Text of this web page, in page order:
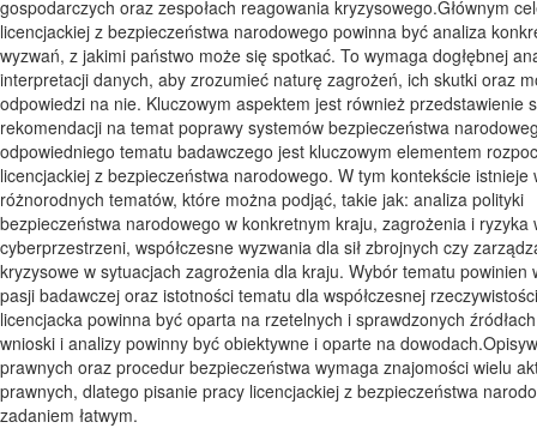
gospodarczych oraz zespołach reagowania kryzysowego.Głównym
licencjackiej z bezpieczeństwa narodowego powinna być analiza
wyzwań, z jakimi państwo może się spotkać. To wymaga dogłębnej
interpretacji danych, aby zrozumieć naturę zagrożeń, ich skutki oraz
odpowiedzi na nie. Kluczowym aspektem jest również przedstawienie
rekomendacji na temat poprawy systemów bezpieczeństwa
odpowiedniego tematu badawczego jest kluczowym elementem
licencjackiej z bezpieczeństwa narodowego. W tym kontekście istnieje
różnorodnych tematów, które można podjąć, takie jak: analiza polityki
bezpieczeństwa narodowego w konkretnym kraju, zagrożenia i ryzyka
cyberprzestrzeni, współczesne wyzwania dla sił zbrojnych czy
kryzysowe w sytuacjach zagrożenia dla kraju. Wybór tematu powinien
pasji badawczej oraz istotności tematu dla współczesnej
licencjacka powinna być oparta na rzetelnych i sprawdzonych
wnioski i analizy powinny być obiektywne i oparte na
prawnych oraz procedur bezpieczeństwa wymaga znajomości wielu
prawnych, dlatego pisanie pracy licencjackiej z bezpieczeństwa
zadaniem łatwym.